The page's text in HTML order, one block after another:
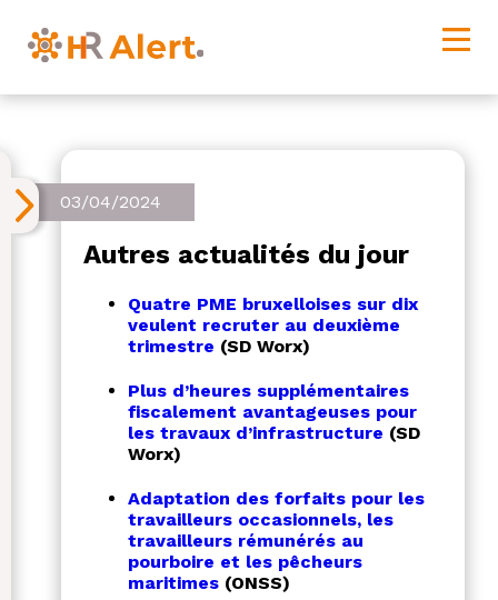
03/04/2024
Autres actualités du jour
Quatre PME bruxelloises sur dix
veulent recruter au deuxième
trimestre (SD Worx)
Plus d’heures supplémentaires
fiscalement avantageuses pour
les travaux d’infrastructure (SD
Worx)
Adaptation des forfaits pour les
travailleurs occasionnels, les
travailleurs rémunérés au
pourboire et les pêcheurs
maritimes (ONSS)